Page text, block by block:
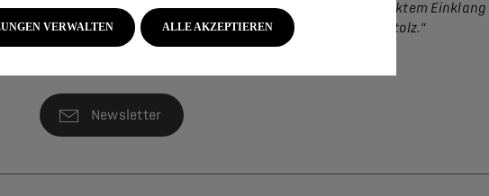
Automobils zu verkörpern, steht DS Automobiles in perfektem
der ‚Grand Mécène‘ macht uns bei DS Automobiles extrem stolz.“
FRANÇOIS, CEO DS Automobiles
Newsletter
VERWALTEN ALLE AKZEPTIEREN